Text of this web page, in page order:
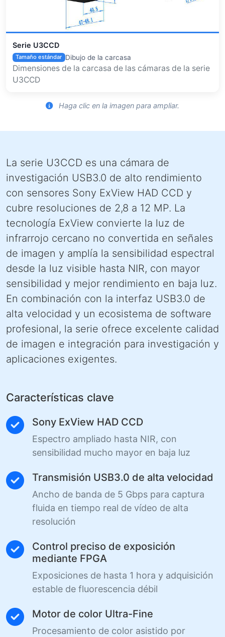
Serie U3CCD
Tamaño estándar Dibujo de la carcasa
Dimensiones de la carcasa de las cámaras de la serie
U3CCD
Haga clic en la imagen para ampliar.
La serie U3CCD es una cámara de
investigación USB3.0 de alto rendimiento
con sensores Sony ExView HAD CCD y
cubre resoluciones de 2,8 a 12 MP. La
tecnología ExView convierte la luz de
infrarrojo cercano no convertida en señales
de imagen y amplía la sensibilidad espectral
desde la luz visible hasta NIR, con mayor
sensibilidad y mejor rendimiento en baja luz.
En combinación con la interfaz USB3.0 de
alta velocidad y un ecosistema de software
profesional, la serie ofrece excelente calidad
de imagen e integración para investigación y
aplicaciones exigentes.
Características clave
Sony ExView HAD CCD
Espectro ampliado hasta NIR, con
sensibilidad mucho mayor en baja luz
Transmisión USB3.0 de alta velocidad
Ancho de banda de 5 Gbps para captura
fluida en tiempo real de vídeo de alta
resolución
Control preciso de exposición
mediante FPGA
Exposiciones de hasta 1 hora y adquisición
estable de fluorescencia débil
Motor de color Ultra-Fine
Procesamiento de color asistido por